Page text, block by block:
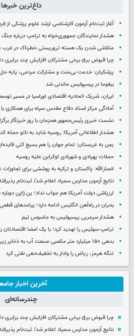
داغ‌ترین خبرها
آغاز ثبت‌نام‌ آزمون کارشناسی ارشد علوم پزشکی از
هشدار نمایندگان جمهوری‌خواه به ترامپ درباره جنگ
متلاشی شدن یک هسته تروریستی خطرناک در غرب
چرا قبوض برق برخی مشترکان افزایش چند برابری
پزشکیان: خدمت بی‌منت و مشارکت مردمی، پایه
بیفوما در پرسپولیس ماندنی شد
ایران، شریک اتحادیه اقتصادی اوراسیا در مسیر
آمادگی مرکز اسناد دفاع مقدس سپاه برای همکاری
نشست خبری رئیس‌جمهور همزمان با روز خبرنگار
هشدار اطلاعاتی آمریکا: روسیه شاید به ناتو حمله
یمن به عربستان: تمام جهان را هم بسیج کنی
حملات پهپادی و شهپادی اوکراین علیه روسیه
انصارالله: پاکستان و ترکیه به پوششی برای
نتایج آزمون مدارس سمپاد اعلام شد/ ثبت‌نام پذیرفته‌شدگان
ارزپاشی دولت آمریکا هم جواب نداد؛ ین ژاپن
بحران در راه‌آهن انگلیس ادامه دارد؛ پیامدهای قطعی 90 ثانیه‌ای برق
هشدار سرمربی پرسپولیس به جاسوس تیم
ترامپ سوئیس را تهدید کرد؛ با یک امضا اقتصادتان
بدهی ۱۵۰ میلیارد متر مکعبی صنعت آب به ذخایر زیرزمینی کشور
تنگه هرمز، ریاض را وادار به تخفیف‌دهی نفتی کرد
آخرین اخبار
چندرسانه‌ای
چرا قبوض برق برخی مشترکان افزایش چند برابری
نتایج آزمون مدارس سمپاد اعلام شد/ ثبت‌نام پذیرفته‌شدگان